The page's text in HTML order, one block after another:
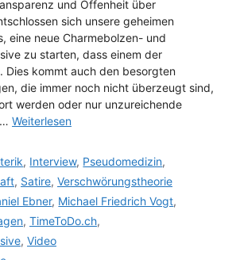
und Offenheit über
sich unsere geheimen
eine neue Charmebolzen- und
zu starten, dass einem der
Dies kommt auch den besorgten
die immer noch nicht überzeugt sind,
werden oder nur unzureichende
Weiterlesen
, Interview, Pseudomedizin,
, Satire, Verschwörungstheorie
Ebner, Michael Friedrich Vogt,
, TimeToDo.ch,
, Video